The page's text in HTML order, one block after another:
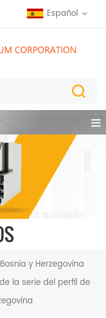
Español
Bosnia y Herzegovina
la serie del perfil de